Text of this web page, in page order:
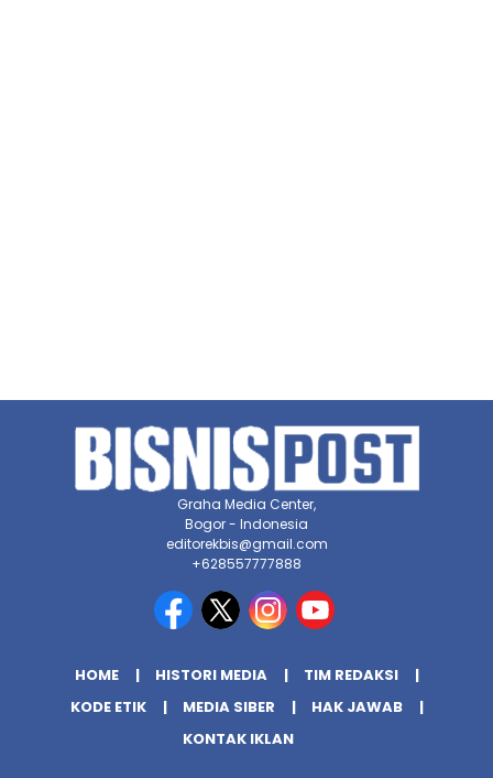
Graha Media Center,
Bogor - Indonesia
editorekbis@gmail.com
+628557777888
HOME HISTORI MEDIA
TIM REDAKSI
KODE ETIK
MEDIA SIBER
HAK JAWAB
KONTAK IKLAN